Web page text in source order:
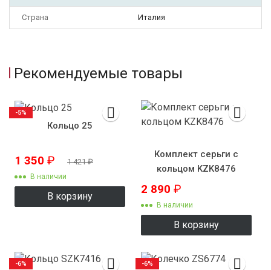
Страна Италия
Рекомендуемые товары
Кольцо 25
1 350 ₽ 1 421₽
В наличии
В корзину
-5%
Комплект серьги с
кольцом KZK8476
2 890 ₽
В наличии
В корзину
-6% -6%